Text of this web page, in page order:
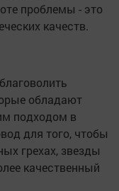
проблемы - это
качеств.
обладают
подходом в
для того, чтобы
грехах, звезды
качественный